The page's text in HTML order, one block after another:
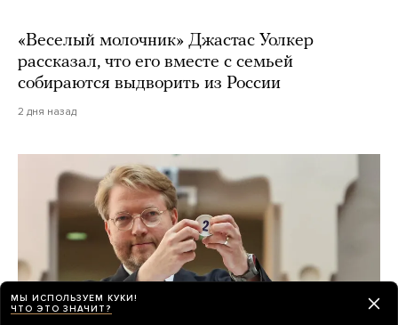
«Веселый молочник» Джастас Уолкер
рассказал, что его вместе с семьей
собираются выдворить из России
2 дня назад
МЫ ИСПОЛЬЗУЕМ КУКИ!
ЧТО ЭТО ЗНАЧИТ?